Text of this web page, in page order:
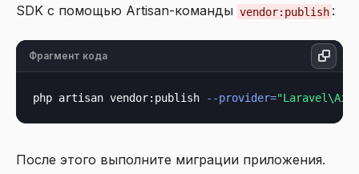
SDK с помощью Artisan-команды vendor:publish :
Фрагмент кода
php artisan vendor:publish --provider=
После этого выполните миграции приложения.